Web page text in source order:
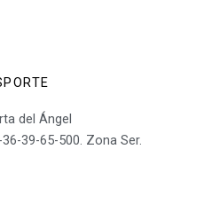
del Ángel
39-65-500. Zona Ser.